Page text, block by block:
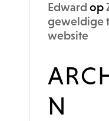
Edward op
geweldige
website
N